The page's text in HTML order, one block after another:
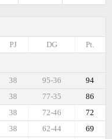
Pt.
DG
PJ
94
95-36
38
86
77-35
38
72
72-46
38
69
62-44
38